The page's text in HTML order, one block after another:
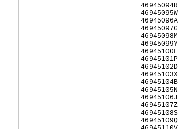
46945094R
46945095W
46945096A
46945097G
46945098M
46945099Y
46945100F
46945101P
46945102D
46945103X
46945104B
46945105N
46945106J
46945107Z
46945108S
46945109Q